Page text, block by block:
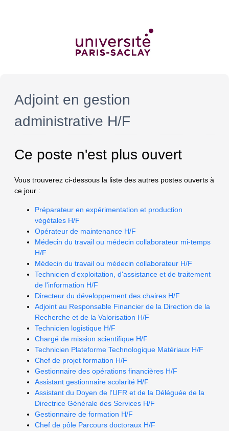
Adjoint en gestion
administrative H/F
Ce poste n'est plus ouvert
Vous trouverez ci-dessous la liste des autres postes ouverts à
ce jour :
Préparateur en expérimentation et production
végétales H/F
Opérateur de maintenance H/F
Médecin du travail ou médecin collaborateur mi-temps
H/F
Médecin du travail ou médecin collaborateur H/F
Technicien d'exploitation, d'assistance et de traitement
de l'information H/F
Directeur du développement des chaires H/F
Adjoint au Responsable Financier de la Direction de la
Recherche et de la Valorisation H/F
Technicien logistique H/F
Chargé de mission scientifique H/F
Technicien Plateforme Technologique Matériaux H/F
Chef de projet formation H/F
Gestionnaire des opérations financières H/F
Assistant gestionnaire scolarité H/F
Assistant du Doyen de l’UFR et de la Déléguée de la
Directrice Générale des Services H/F
Gestionnaire de formation H/F
Chef de pôle Parcours doctoraux H/F